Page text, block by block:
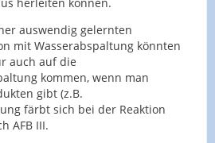
auswendig gelernten
mit Wasserabspaltung könnten
auch auf die
kommen, wenn man
gibt (z.B.
färbt sich bei der Reaktion
AFB III.